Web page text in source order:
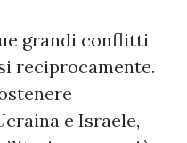
grandi conflitti
reciprocamente.
e Israele,